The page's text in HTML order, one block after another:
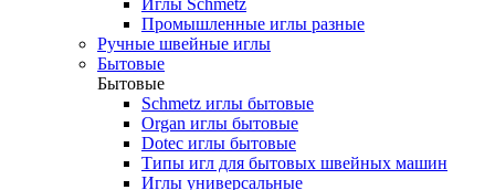
Иглы Schmetz
Промышленные иглы разные
Ручные швейные иглы
Бытовые
Бытовые
Schmetz иглы бытовые
Organ иглы бытовые
Dotec иглы бытовые
Типы игл для бытовых швейных машин
Иглы универсальные